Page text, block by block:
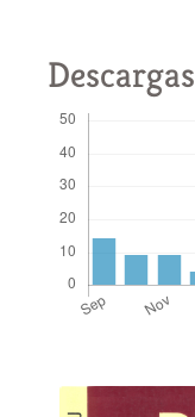
Descargas